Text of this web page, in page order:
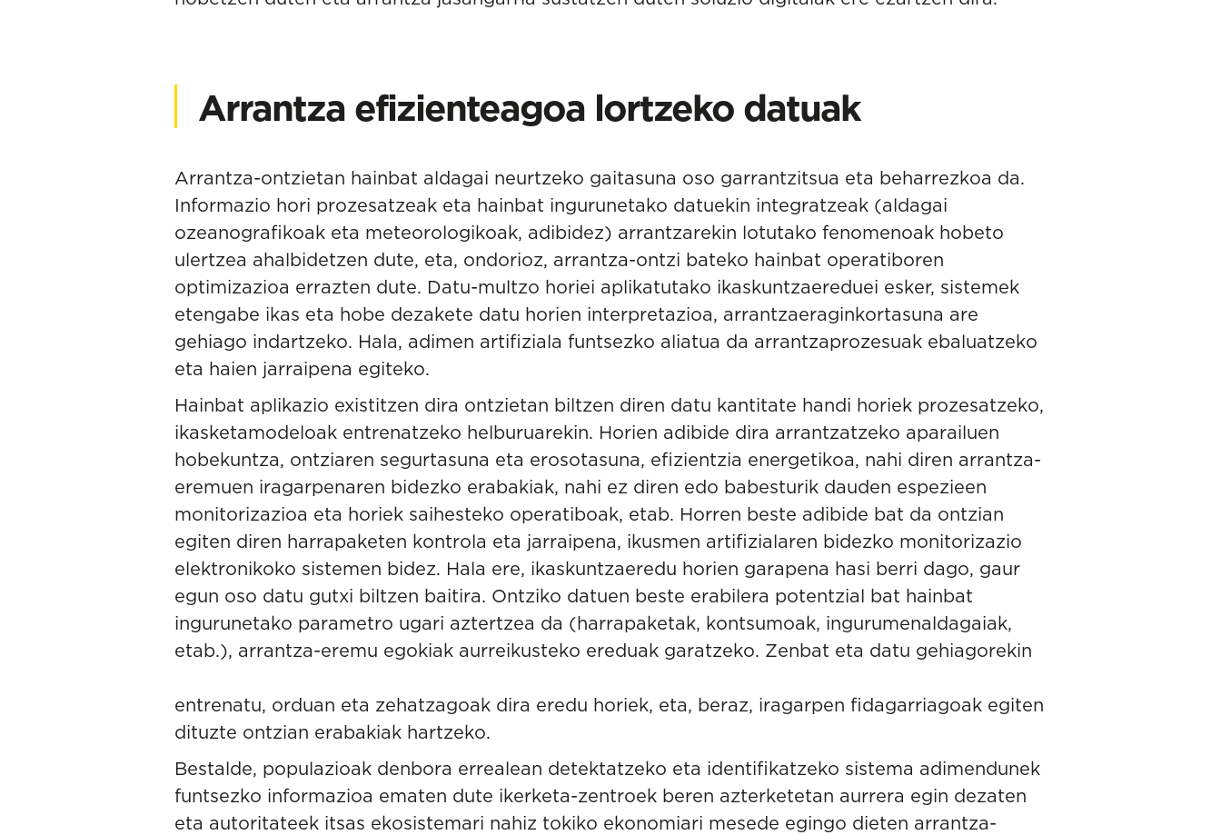
Arrantza efizienteagoa lortzeko datuak
Arrantza-ontzietan hainbat aldagai neurtzeko gaitasuna oso garrantzitsua eta beharrezkoa da.
Informazio hori prozesatzeak eta hainbat ingurunetako datuekin integratzeak (aldagai
ozeanografikoak eta meteorologikoak, adibidez) arrantzarekin lotutako fenomenoak hobeto
ulertzea ahalbidetzen dute, eta, ondorioz, arrantza-ontzi bateko hainbat operatiboren
optimizazioa errazten dute. Datu-multzo horiei aplikatutako ikaskuntzaereduei esker, sistemek
etengabe ikas eta hobe dezakete datu horien interpretazioa, arrantzaeraginkortasuna are
gehiago indartzeko. Hala, adimen artifiziala funtsezko aliatua da arrantzaprozesuak ebaluatzeko
eta haien jarraipena egiteko.
Hainbat aplikazio existitzen dira ontzietan biltzen diren datu kantitate handi horiek prozesatzeko,
ikasketamodeloak entrenatzeko helburuarekin. Horien adibide dira arrantzatzeko aparailuen
hobekuntza, ontziaren segurtasuna eta erosotasuna, efizientzia energetikoa, nahi diren arrantza-
eremuen iragarpenaren bidezko erabakiak, nahi ez diren edo babesturik dauden espezieen
monitorizazioa eta horiek saihesteko operatiboak, etab. Horren beste adibide bat da ontzian
egiten diren harrapaketen kontrola eta jarraipena, ikusmen artifizialaren bidezko monitorizazio
elektronikoko sistemen bidez. Hala ere, ikaskuntzaeredu horien garapena hasi berri dago, gaur
egun oso datu gutxi biltzen baitira. Ontziko datuen beste erabilera potentzial bat hainbat
ingurunetako parametro ugari aztertzea da (harrapaketak, kontsumoak, ingurumenaldagaiak,
etab.), arrantza-eremu egokiak aurreikusteko ereduak garatzeko. Zenbat eta datu gehiagorekin
entrenatu, orduan eta zehatzagoak dira eredu horiek, eta, beraz, iragarpen fidagarriagoak egiten
dituzte ontzian erabakiak hartzeko.
Bestalde, populazioak denbora errealean detektatzeko eta identifikatzeko sistema adimendunek
funtsezko informazioa ematen dute ikerketa-zentroek beren azterketetan aurrera egin dezaten
eta autoritateek itsas ekosistemari nahiz tokiko ekonomiari mesede egingo dieten arrantza-